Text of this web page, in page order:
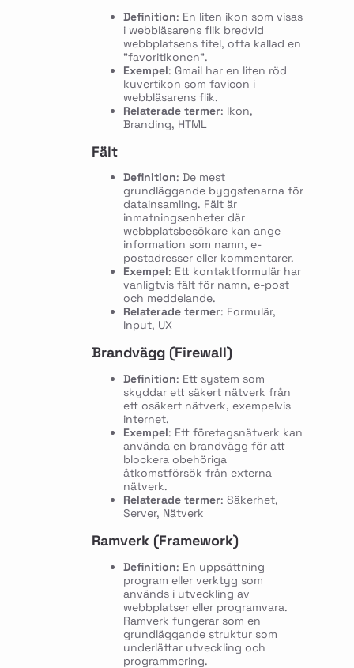
Definition: En liten ikon som visas
i webbläsarens flik bredvid
webbplatsens titel, ofta kallad en
"favoritikonen".
Exempel: Gmail har en liten röd
kuvertikon som favicon i
webbläsarens flik.
Relaterade termer: Ikon,
Branding, HTML
Fält
Definition: De mest
grundläggande byggstenarna för
datainsamling. Fält är
inmatningsenheter där
webbplatsbesökare kan ange
information som namn, e-
postadresser eller kommentarer.
Exempel: Ett kontaktformulär har
vanligtvis fält för namn, e-post
och meddelande.
Relaterade termer: Formulär,
Input, UX
Brandvägg (Firewall)
Definition: Ett system som
skyddar ett säkert nätverk från
ett osäkert nätverk, exempelvis
internet.
Exempel: Ett företagsnätverk kan
använda en brandvägg för att
blockera obehöriga
åtkomstförsök från externa
nätverk.
Relaterade termer: Säkerhet,
Server, Nätverk
Ramverk (Framework)
Definition: En uppsättning
program eller verktyg som
används i utveckling av
webbplatser eller programvara.
Ramverk fungerar som en
grundläggande struktur som
underlättar utveckling och
programmering.